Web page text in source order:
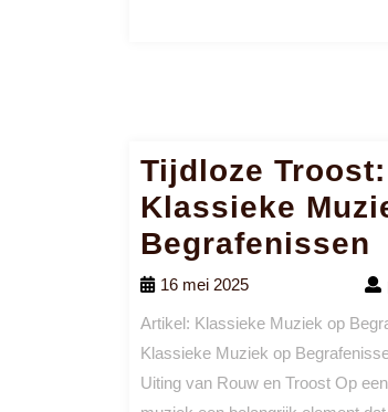
Tijdloze Troost:
Klassieke
Begrafenissen
16 mei 2025
Artikel: Klassieke Muziek op
Klassieke Muziek op
Uiting van Rouw en Troost Op